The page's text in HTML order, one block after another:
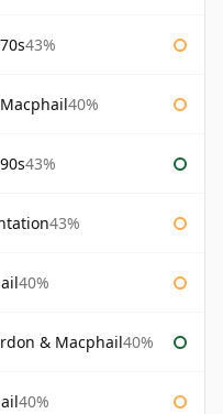
43%
40%
43%
43%
40%
& Macphail40%
40%